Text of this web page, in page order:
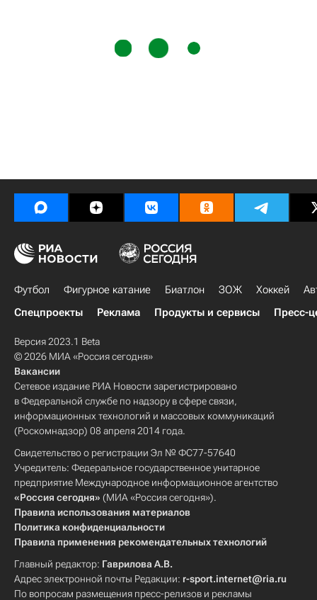
Футбол Фигурное катание Биатлон ЗОЖ Хоккей
Спецпроекты
Реклама Продукты и сервисы Пресс-
Версия 2023.1 Beta
© 2026 МИА «Россия сегодня»
Вакансии
Сетевое издание РИА Новости зарегистрировано
в Федеральной службе по надзору в сфере связи,
информационных технологий и массовых коммуникаций
(Роскомнадзор) 08 апреля 2014 года.
Свидетельство о регистрации Эл № ФС77-57640
Учредитель: Федеральное государственное унитарное
предприятие Международное информационное агентство
«Россия сегодня» (МИА «Россия сегодня»).
Правила использования материалов
Политика конфиденциальности
Правила применения рекомендательных технологий
Главный редактор: Гаврилова А.В.
Адрес электронной почты Редакции: r-sport.internet@ria.ru
По вопросам размещения пресс-релизов и рекламы